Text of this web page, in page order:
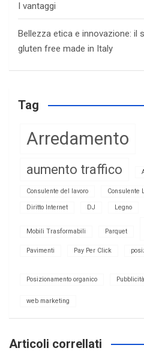
I vantaggi
Bellezza etica e innovazione: il
gluten free made in Italy
Tag
Arredamento
aumento traffico
Consulente del lavoro Consulente
Diritto Internet DJ Legno
Mobili Trasformabili Parquet
Pavimenti Pay Per Click
Posizionamento organico
web marketing
Articoli correllati